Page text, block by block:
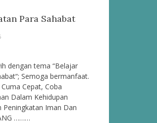
Para Sahabat
dengan tema “Belajar
Semoga bermanfaat.
Cepat, Coba
Dalam Kehidupan
Peningkatan Iman Dan
………